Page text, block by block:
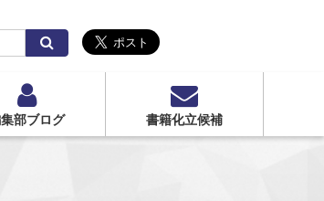
索
部ブログ 書籍化立候補